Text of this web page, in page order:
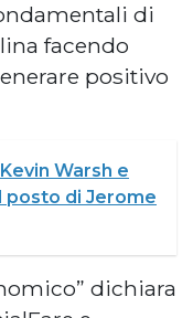
di
facendo
positivo
Warsh e
posto di Jerome
dichiara